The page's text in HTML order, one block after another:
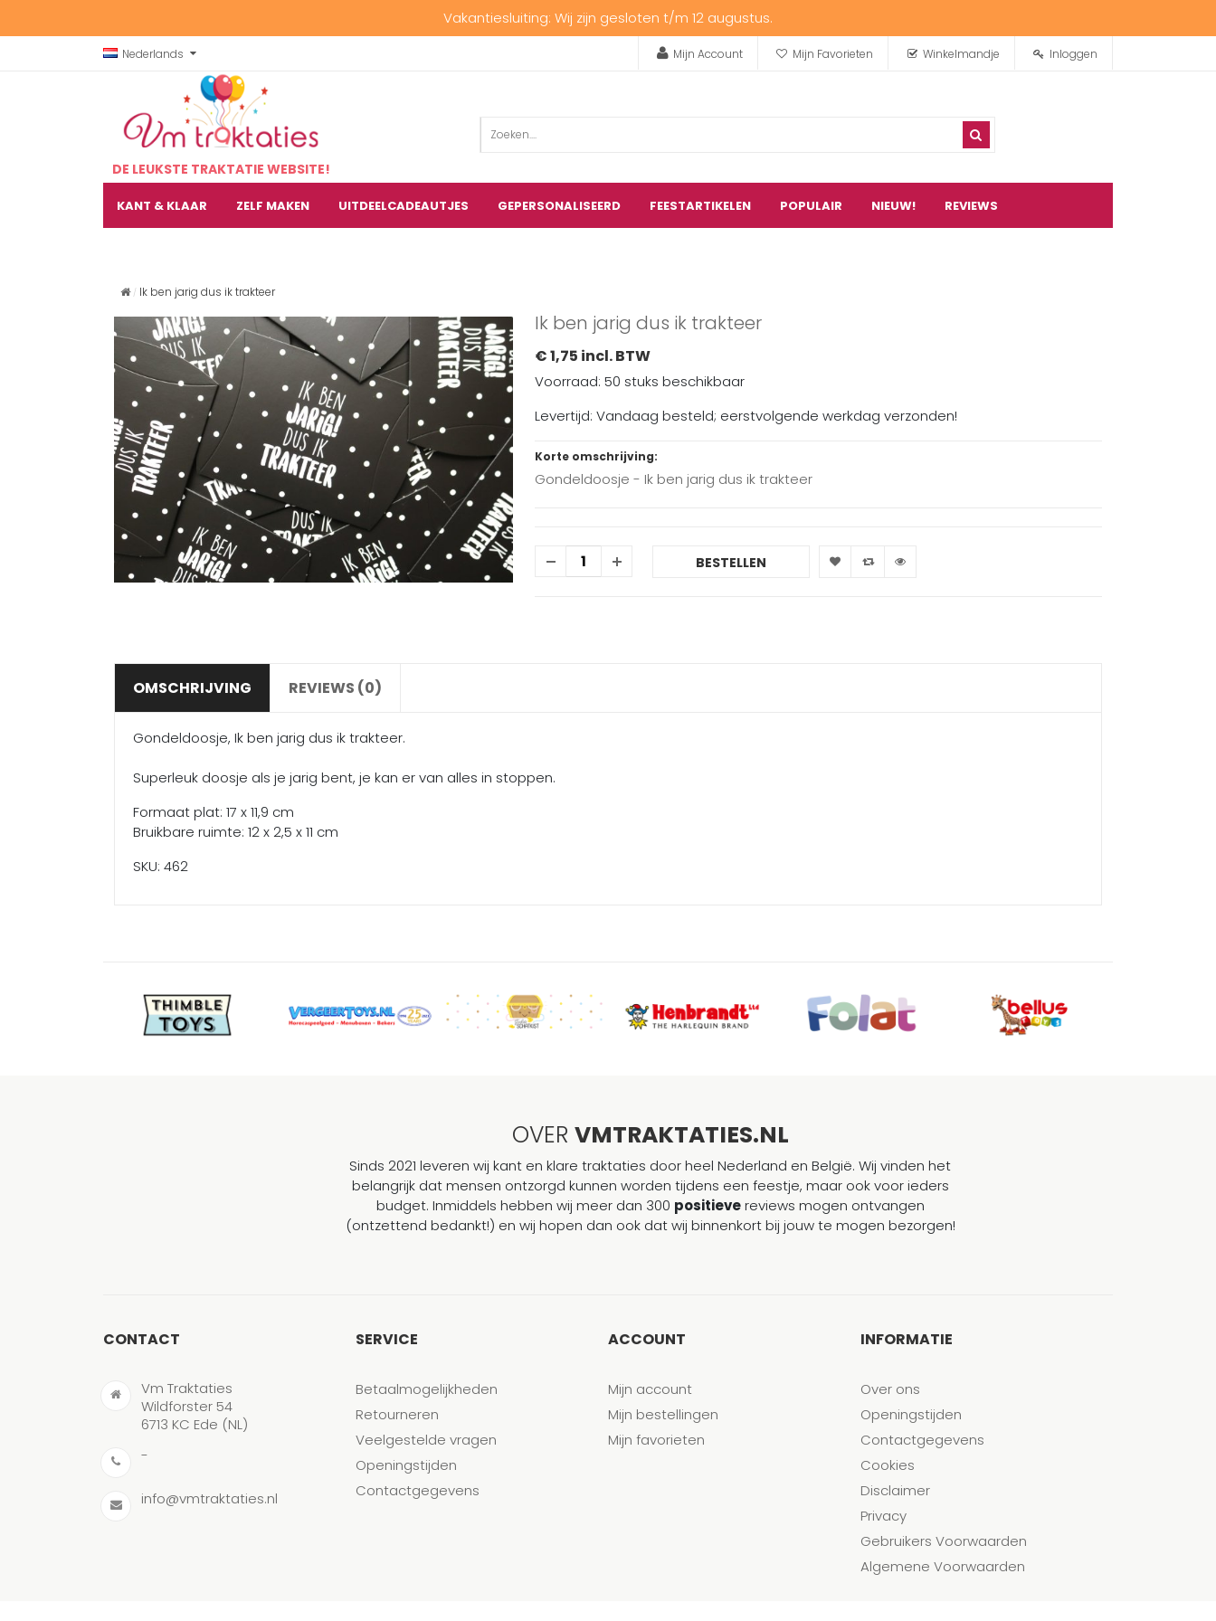
Vakantiesluiting: Wij zijn gesloten t/m 12 augustus.
Nederlands Mijn Account Mijn Favorieten Winkelmandje Inloggen
DE LEUKSTE TRAKTATIE WEBSITE!
KANT & KLAAR ZELF MAKEN UITDEELCADEAUTJES GEPERSONALISEERD FEESTARTIKELEN POPULAIR NIEUW! REVIEWS
Ik ben jarig dus ik trakteer
Ik ben jarig dus ik trakteer
€ 1,75 incl. BTW
Voorraad: 50 stuks beschikbaar
Levertijd: Vandaag besteld; eerstvolgende werkdag verzonden!
Korte omschrijving:
Gondeldoosje - Ik ben jarig dus ik trakteer
BESTELLEN
OMSCHRIJVING REVIEWS (0)
Gondeldoosje, Ik ben jarig dus ik trakteer.
Superleuk doosje als je jarig bent, je kan er van alles in stoppen.
Formaat plat: 17 x 11,9 cm
Bruikbare ruimte: 12 x 2,5 x 11 cm
SKU: 462
OVER VMTRAKTATIES.NL
Sinds 2021 leveren wij kant en klare traktaties door heel Nederland en België. Wij vinden het
belangrijk dat mensen ontzorgd kunnen worden tijdens een feestje, maar ook voor ieders
budget. Inmiddels hebben wij meer dan 300 positievereviews mogen ontvangen
(ontzettend bedankt!) en wij hopen dan ook dat wij binnenkort bij jouw te mogen bezorgen!
CONTACT
Vm Traktaties
Wildforster 54
6713 KC Ede (NL)
-
info@vmtraktaties.nl
SERVICE
Betaalmogelijkheden
Retourneren
Veelgestelde vragen
Openingstijden
Contactgegevens
ACCOUNT
Mijn account
Mijn bestellingen
Mijn favorieten
INFORMATIE
Over ons
Openingstijden
Contactgegevens
Cookies
Disclaimer
Privacy
Gebruikers Voorwaarden
Algemene Voorwaarden